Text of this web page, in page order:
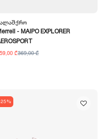
- MAIPO EXPLORER
₾369,00 ₾